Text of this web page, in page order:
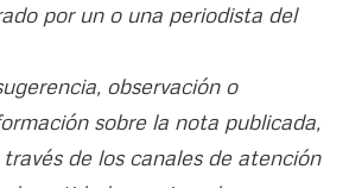
por un o una periodista del
observación o
sobre la nota publicada,
de los canales de atención